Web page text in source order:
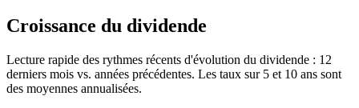
Croissance du dividende
Lecture rapide des rythmes récents d'évolution du dividende : 12
derniers mois vs. années précédentes. Les taux sur 5 et 10 ans sont
des moyennes annualisées.